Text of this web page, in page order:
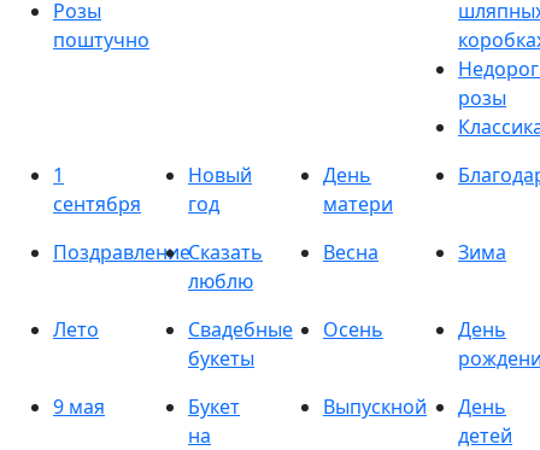
Розы
поштучно
розы
1
сентября
Новый
год
День
матери
ПоздравлениеСказать
люблю
Весна Зима
Лето
Свадебные
букеты
Осень
День
9 мая
Букет
на
Выпускной
День
детей